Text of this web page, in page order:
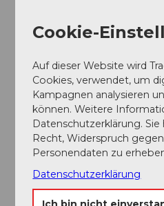
Leistungen
Führung durch den
Talstation
Retourticket
Mittagessen (exkl.
Restaurant Rothorn
Ansprechpartner:in
Cookie-
Auf dieser Website wird
Cookies, verwendet, um
Kampagnen analysieren
können. Weitere
Datenschutzerklärung.
Recht, Widerspruch
Personendaten zu
Datenschutzerklärung